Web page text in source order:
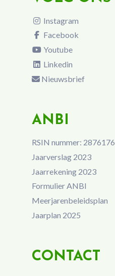
Instagram
Facebook
Youtube
Linkedin
Nieuwsbrief
ANBI
RSIN nummer: 2876176
Jaarverslag 2023
Jaarrekening 2023
Formulier ANBI
Meerjarenbeleidsplan
Jaarplan 2025
CONTACT